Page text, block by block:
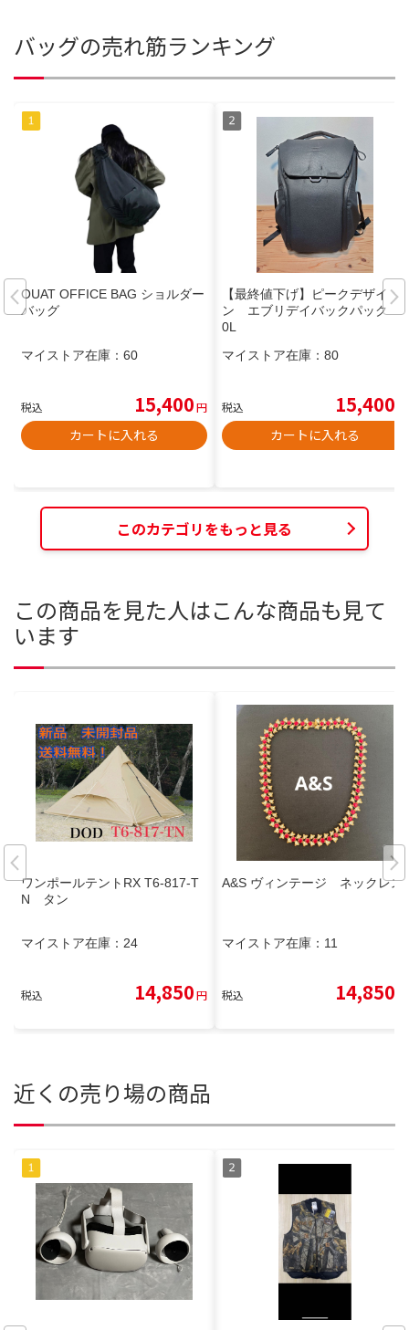
バッグの売れ筋ランキング
OUAT OFFICE BAG ショルダー
バッグ
マイストア在庫： 60
税込 15,400円
カートに入れる
【最終値下げ】ピークデザイ
ン エブリデイバックパック 3
0L
マイストア在庫： 80
税込 15,400
カートに入れる
このカテゴリをもっと見る
この商品を見た人はこんな商品も見て
います
ワンポールテントRX T6-817-T
N タン
マイストア在庫： 24
税込 14,850円
A&S ヴィンテージ ネックレス
マイストア在庫： 11
税込 14,850
近くの売り場の商品